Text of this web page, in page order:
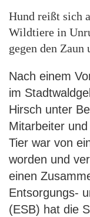
Hund reißt sich
Wildtiere in
gegen den
Nach einem
im
Hirsch unter
Mitarbeiter
Tier war von
worden und
einen
Entsorgungs-
(ESB) hat die